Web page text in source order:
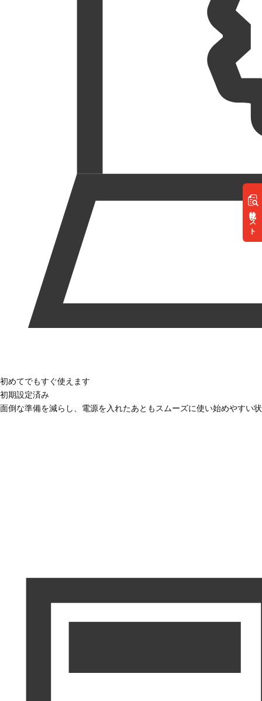
リスト
初めてでもすぐ使えます
初期設定済み
面倒な準備を減らし、電源を入れたあともスムーズに使い始めやすい